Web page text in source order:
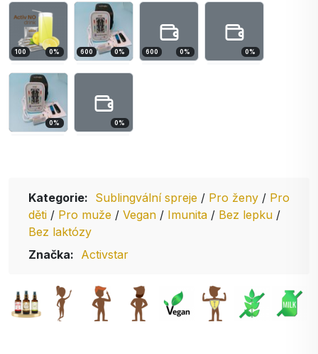
100 0% 600 0% 600 0% 0%
0% 0%
Kategorie: Sublingvální spreje / Pro ženy / Pro
děti / Pro muže / Vegan / Imunita / Bez lepku /
Bez laktózy
Značka: Activstar